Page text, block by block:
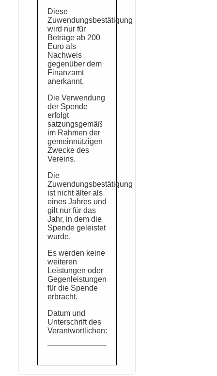
Diese
Zuwendungsbestätigung
wird nur für
Beträge ab 200
Euro als
Nachweis
gegenüber dem
Finanzamt
anerkannt.
Die Verwendung
der Spende
erfolgt
satzungsgemäß
im Rahmen der
gemeinnützigen
Zwecke des
Vereins.
Die
Zuwendungsbestätigung
ist nicht älter als
eines Jahres und
gilt nur für das
Jahr, in dem die
Spende geleistet
wurde.
Es werden keine
weiteren
Leistungen oder
Gegenleistungen
für die Spende
erbracht.
Datum und
Unterschrift des
Verantwortlichen: